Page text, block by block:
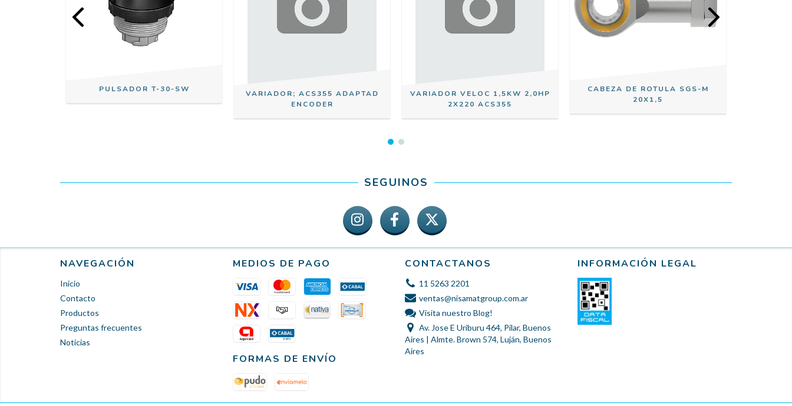
PULSADOR T-30-SW
VARIADOR; ACS355 ADAPTAD
ENCODER
VARIADOR VELOC 1,5KW 2,0HP
2X220 ACS355
CABEZA DE ROTULA SGS-M
20X1,5
SEGUINOS
NAVEGACIÓN
Inicio
Contacto
Productos
Preguntas frecuentes
Noticias
MEDIOS DE PAGO
FORMAS DE ENVÍO
CONTACTANOS
11 5263 2201
ventas@nisamatgroup.com.ar
Visita nuestro Blog!
Av. Jose E Uriburu 464, Pilar, Buenos
Aires | Almte. Brown 574, Luján, Buenos
Aires
INFORMACIÓN LEGAL